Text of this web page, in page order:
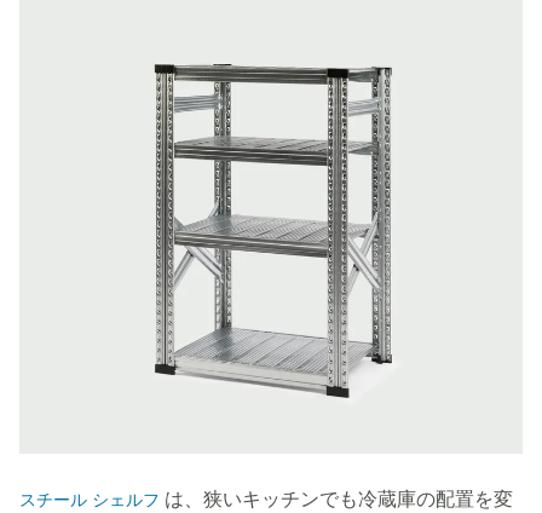
スチール シェルフ は、狭いキッチンでも冷蔵庫の配置を変